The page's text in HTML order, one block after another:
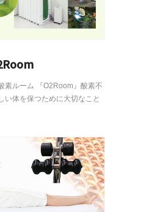
素ルーム 『O2Room』酸素不
い体を保つために大切なこと